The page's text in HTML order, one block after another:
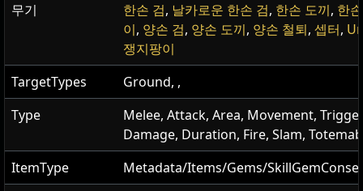
무기
한손 검, 날카로운 한손 검, 한손 도끼, 한
이, 양손 검, 양손 도끼, 양손 철퇴, 셉터,
쟁지팡이
TargetTypes
Ground, ,
Type
Melee, Attack, Area, Movement,
Damage, Duration, Fire, Slam,
ItemType
Metadata/Items/Gems/